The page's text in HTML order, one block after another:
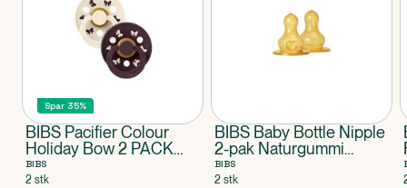
Spar 35%
BIBS Pacifier Colour
Holiday Bow 2 PACK
Latex Size 2 Ivory/Plum
BIBS
2 stk
BIBS Baby Bottle Nipple
2-pak Naturgummi
Medium Flow
BIBS
2 stk